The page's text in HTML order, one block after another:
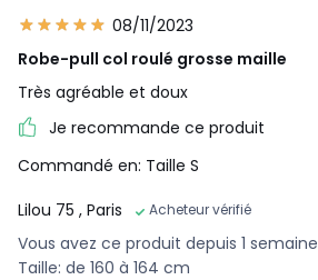
08/11/2023
Robe-pull col roulé grosse maille
Très agréable et doux
Je recommande ce produit
Commandé en: Taille S
Lilou 75 , Paris Acheteur vérifié
Vous avez ce produit depuis 1 semaine
Taille: de 160 à 164 cm